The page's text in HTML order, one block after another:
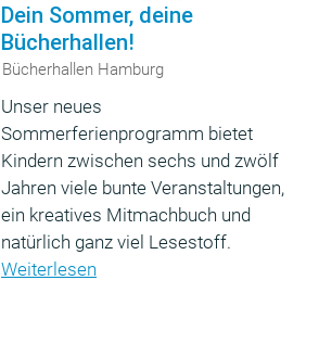
Dein Sommer, deine
Bücherhallen!
Bücherhallen Hamburg
Unser neues
Sommerferienprogramm bietet
Kindern zwischen sechs und zwölf
Jahren viele bunte Veranstaltungen,
ein kreatives Mitmachbuch und
natürlich ganz viel Lesestoff.
Weiterlesen